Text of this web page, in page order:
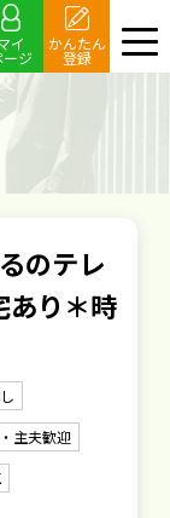
イ
ージ
かんたん
登録
のテレ
り＊時
主夫歓迎